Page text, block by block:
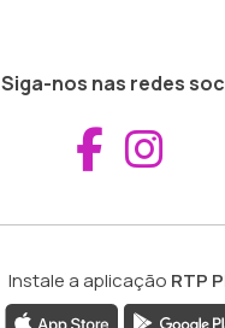
Siga-nos nas redes
Instale a aplicação RTP